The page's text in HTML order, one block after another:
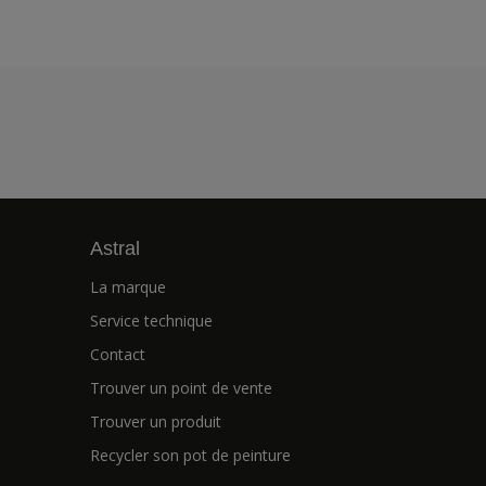
Astral
La marque
Service technique
Contact
Trouver un point de vente
Trouver un produit
Recycler son pot de peinture